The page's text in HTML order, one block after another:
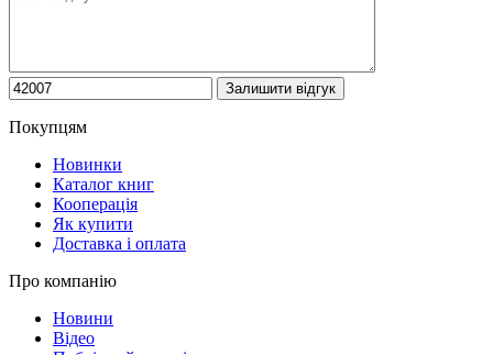
Покупцям
Новинки
Каталог книг
Кооперація
Як купити
Доставка і оплата
Про компанію
Новини
Відео